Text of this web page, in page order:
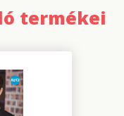
termékei